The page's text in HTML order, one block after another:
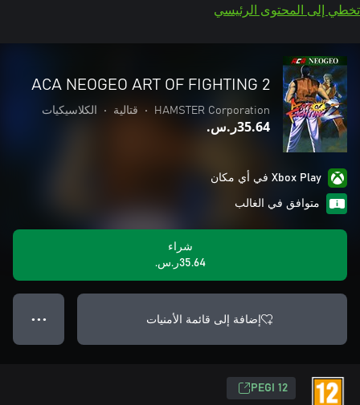
تخطي إلى المحتوى الرئيسي
ACA NEOGEO ART OF FIGHTING 2
HAMSTER Corporation
• قتالية • الكلاسيكيات
‪ر.س.‏‎35.64‬
Xbox Play في أي مكان
متوافق في الغالب
شراء
‪ر.س.‏‎35.64‬
إضافة إلى قائمة الأمنيات ● ● ●
PEGI 12